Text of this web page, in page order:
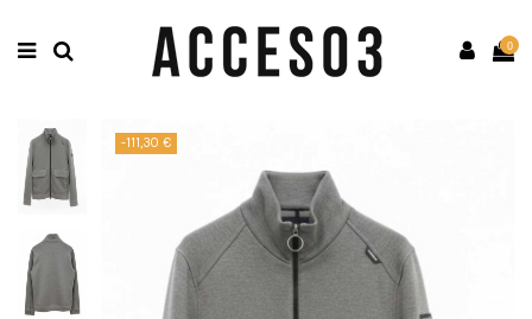
0
-111,30 €